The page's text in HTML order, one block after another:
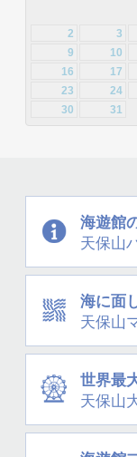
2013年2
2
3
9
10
16
17
23
24
30
31
海遊館
天保山
海に面
天保山
世界最
天保山